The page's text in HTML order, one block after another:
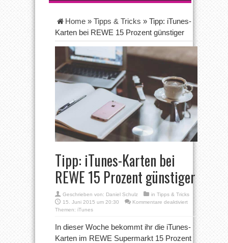
Home » Tipps & Tricks » Tipp: iTunes-
Karten bei REWE 15 Prozent günstiger
Tipp: iTunes-Karten bei
REWE 15 Prozent günstiger
Geschrieben von: Daniel Schulz in Tipps & Tricks
15. Juni 2015 um 20:30
Kommentare deaktiviertfür
Tipp:
iTunes-
REWE
Themen: iTunes
In dieser Woche bekommt ihr die iTunes-
Karten im REWE Supermarkt 15 Prozent